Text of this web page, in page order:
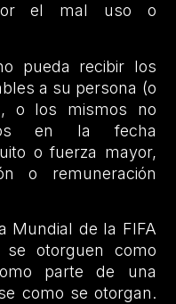
el mal uso o
pueda recibir los
a su persona (o
o los mismos no
en la fecha
o fuerza mayor,
o remuneración
Mundial de la FIFA
otorguen como
parte de una
como se otorgan.